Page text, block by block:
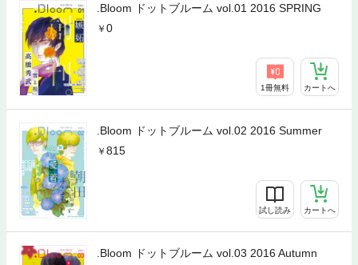
.Bloom ドットブルーム vol.01 2016 SPRING
0
1冊無料 カートへ
.Bloom ドットブルーム vol.02 2016 Summer
815
試し読み カートへ
.Bloom ドットブルーム vol.03 2016 Autumn